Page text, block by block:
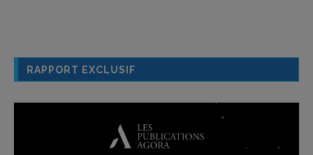
RAPPORT EXCLUSIF